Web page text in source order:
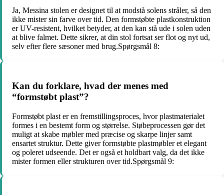
Ja, Messina stolen er designet til at modstå solens stråler, så den
ikke mister sin farve over tid. Den formstøbte plastkonstruktion
er UV-resistent, hvilket betyder, at den kan stå ude i solen uden
at blive falmet. Dette sikrer, at din stol fortsat ser flot og nyt ud,
selv efter flere sæsoner med brug.Spørgsmål 8:
Kan du forklare, hvad der menes med
“formstøbt plast”?
Formstøbt plast er en fremstillingsproces, hvor plastmaterialet
formes i en bestemt form og størrelse. Støbeprocessen gør det
muligt at skabe møbler med præcise og skarpe linjer samt
ensartet struktur. Dette giver formstøbte plastmøbler et elegant
og poleret udseende. Det er også et holdbart valg, da det ikke
mister formen eller strukturen over tid.Spørgsmål 9: